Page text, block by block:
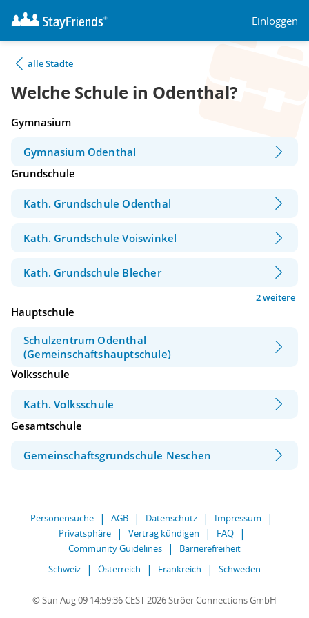
Einloggen
alle Städte
Welche Schule in Odenthal?
Gymnasium
Gymnasium Odenthal
Grundschule
Kath. Grundschule Odenthal
Kath. Grundschule Voiswinkel
Kath. Grundschule Blecher
2 weitere
Hauptschule
Schulzentrum Odenthal
(Gemeinschaftshauptschule)
Volksschule
Kath. Volksschule
Gesamtschule
Gemeinschaftsgrundschule Neschen
Personensuche AGB Datenschutz
Impressum
Privatsphäre
Vertrag kündigen
FAQ
Community Guidelines
Barrierefreiheit
Schweiz
Österreich Frankreich Schweden
© Sun Aug 09 14:59:36 CEST 2026 Ströer Connections GmbH